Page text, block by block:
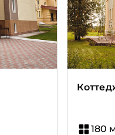
180